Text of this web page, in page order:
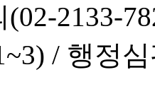
2133-
/ 행정심